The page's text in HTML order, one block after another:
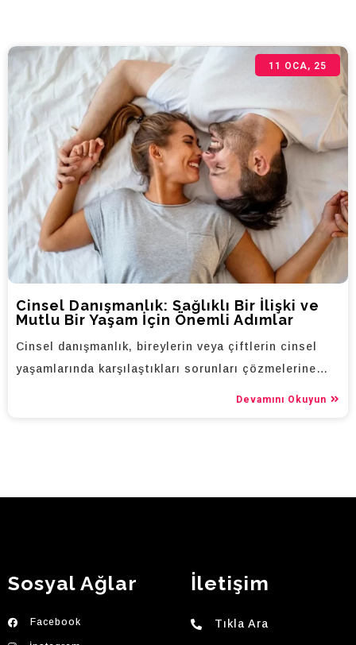
Cinsel Danışmanlık: Sağlıklı Bir İlişki ve
Mutlu Bir Yaşam İçin Önemli Adımlar
11 OCA, 25
Cinsel danışmanlık, bireylerin veya çiftlerin cinsel
yaşamlarında karşılaştıkları sorunları çözmelerine…
Devamını Okuyun
Sosyal Ağlar
Facebook
İletişim
Tıkla Ara